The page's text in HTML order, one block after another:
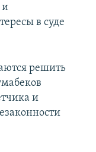
и
в суде
решить
и